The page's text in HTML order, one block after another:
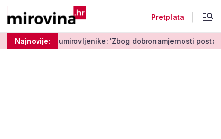
Pretplata
Najnovije:'Zbog dobronamjernosti postaju meta prijevare'